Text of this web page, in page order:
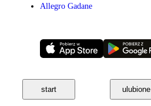
start ulubione
Allegro Gadane